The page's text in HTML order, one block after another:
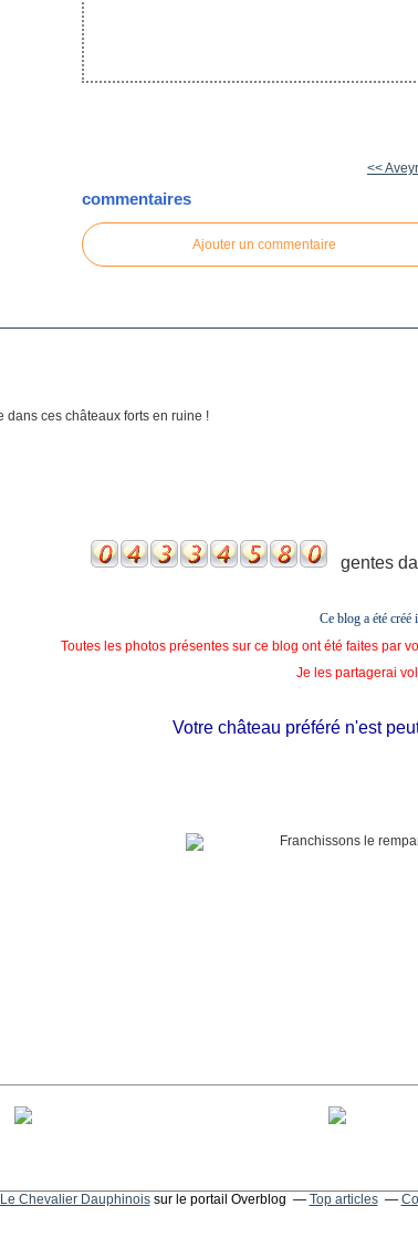
<<
commentaires
Ajouter un commentaire
gentes
Ce blog a été créé
Toutes les photos présentes sur ce blog ont été faites par
Je les partagerai
Votre château préféré n'est
Le Chevalier Dauphinoissur le portail Overblog Top articles